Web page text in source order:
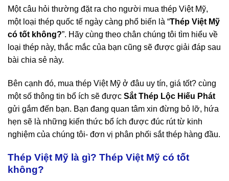
Một câu hỏi thường đặt ra cho người mua thép Việt Mỹ,
một loại thép quốc tế ngày càng phổ biến là “Thép Việt Mỹ
có tốt không?”. Hãy cùng theo chân chúng tôi tìm hiểu về
loại thép này, thắc mắc của bạn cũng sẽ được giải đáp sau
bài chia sẻ này.
Bên cạnh đó, mua thép ViệtMỹ ở đâu uy tín, giá tốt? cùng
một số thông tin bổ ích sẽ được Sắt Thép Lộc Hiếu Phát
gửi gắm đến bạn. Bạn đang quan tâm xin đừng bỏ lỡ, hứa
hẹn sẽ là những kiến thức bổ ích được đúc rút từ kinh
nghiệm của chúng tôi- đơn vị phân phối sắt thép hàng đầu.
Thép Việt Mỹ là gì? Thép Việt Mỹ có tốt
không?